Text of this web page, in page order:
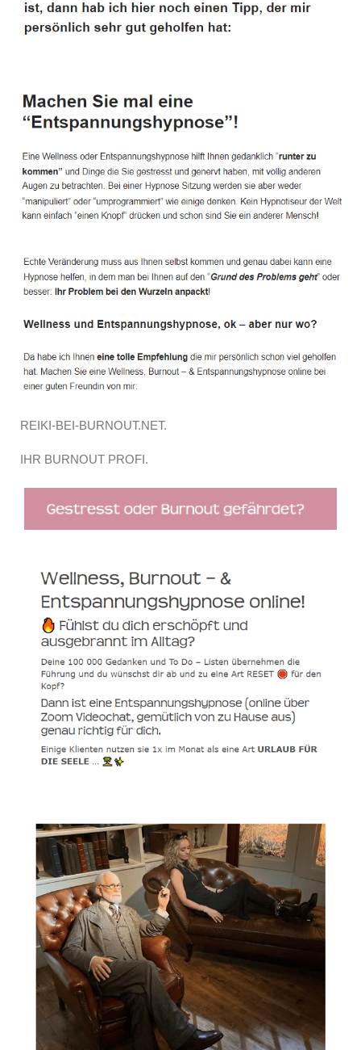
REIKI-BEI-BURNOUT.NET.
IHR BURNOUT PROFI.